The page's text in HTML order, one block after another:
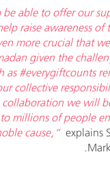
be able to offer our
raise awareness
more crucial that
given the
as #everygiftcounts
collective
we will
millions of people
cause,“explains